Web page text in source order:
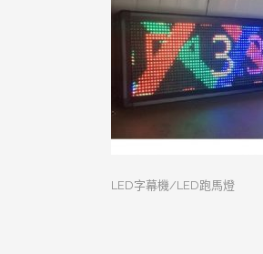
LED字幕機/LED跑馬燈